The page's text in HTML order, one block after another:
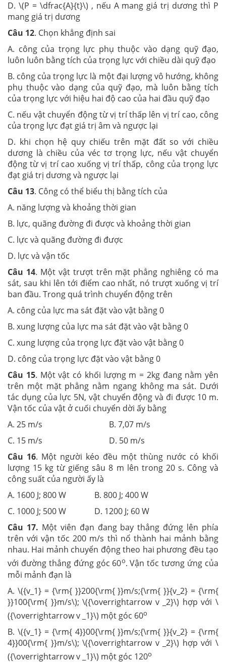
D. \(P = \dfrac{A}{t}\) , nếu A mang giá trị dương thì P
mang giá trị dương
Câu 12. Chọn khẳng định sai
A. công của trọng lực phụ thuộc vào dạng quỹ đạo,
luôn luôn bằng tích của trọng lực với chiều dài quỹ đạo
B. công của trọng lực là một đại lượng vô hướng, không
phụ thuộc vào dạng của quỹ đạo, mà luôn bằng tích
của trọng lực với hiệu hai độ cao của hai đầu quỹ đạo
C. nếu vật chuyển động từ vị trí thấp lên vị trí cao, công
của trọng lực đạt giá trị âm và ngược lại
D. khi chọn hệ quy chiếu trên mặt đất so với chiều
dương là chiều của véc tơ trọng lực, nếu vật chuyển
động từ vị trí cao xuống vị trí thấp, công của trọng lực
đạt giá trị dương và ngược lại
Câu 13. Công có thể biểu thị bằng tích của
A. năng lượng và khoảng thời gian
B. lực, quãng đường đi được và khoảng thời gian
C. lực và quãng đường đi được
D. lực và vận tốc
Câu 14. Một vật trượt trên mặt phẳng nghiêng có ma
sát, sau khi lên tới điểm cao nhất, nó trượt xuống vị trí
ban đầu. Trong quá trình chuyển động trên
A. công của lực ma sát đặt vào vật bằng 0
B. xung lượng của lực ma sát đặt vào vật bằng 0
C. xung lượng của trọng lực đặt vào vật bằng 0
D. công của trọng lực đặt vào vật bằng 0
Câu 15. Một vật có khối lượng m = 2kg đang nằm yên
trên một mặt phẳng nằm ngang không ma sát. Dưới
tác dụng của lực 5N, vật chuyển động và đi được 10 m.
Vận tốc của vật ở cuối chuyển dời ấy bằng
A. 25 m/s B. 7,07 m/s
C. 15 m/s D. 50 m/s
Câu 16. Một người kéo đều một thùng nước có khối
lượng 15 kg từ giếng sâu 8 m lên trong 20 s. Công và
công suất của người ấy là
A. 1600 J; 800 W B. 800 J; 400 W
C. 1000 J; 500 W D. 1200 J; 60 W
Câu 17. Một viên đạn đang bay thẳng đứng lên phía
trên với vận tốc 200 m/s thì nổ thành hai mảnh bằng
nhau. Hai mảnh chuyển động theo hai phương đều tạo
với đường thẳng đứng góc 60o. Vận tốc tương ứng của
mỗi mảnh đạn là
A. \({v_1} = {\rm{ }}200{\rm{ }}m/s;{\rm{ }}{v_2} = {\rm{
}}100{\rm{ }}m/s\); \({\overrightarrow v _2}\) hợp với \
({\overrightarrow v _1}\) một góc 60o
B. \({v_1} = {\rm{ 4}}00{\rm{ }}m/s;{\rm{ }}{v_2} = {\rm{
4}}00{\rm{ }}m/s\); \({\overrightarrow v _2}\) hợp với \
({\overrightarrow v _1}\) một góc 120o